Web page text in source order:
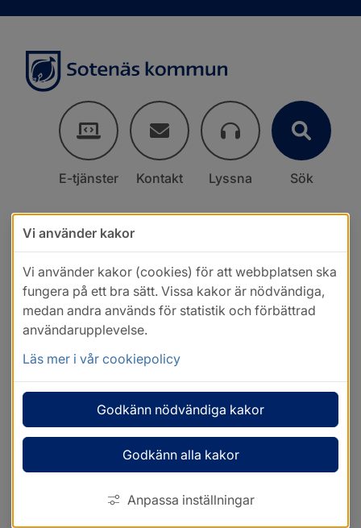
E-tjänster Kontakt Lyssna Sök
Vi använder kakor
Vi använder kakor (cookies) för att webbplatsen ska
fungera på ett bra sätt. Vissa kakor är nödvändiga,
medan andra används för statistik och förbättrad
användarupplevelse.
Läs mer i vår cookiepolicy
Godkänn nödvändiga kakor
Godkänn alla kakor
Anpassa inställningar